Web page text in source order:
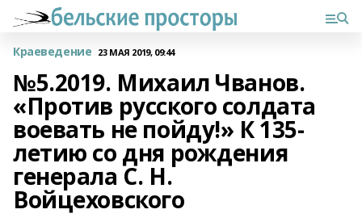
Краеведение 23 МАЯ 2019, 09:44
№5.2019. Михаил Чванов.
«Против русского солдата
воевать не пойду!» К 135-
летию со дня рождения
генерала С. Н.
Войцеховского